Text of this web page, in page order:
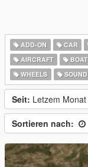
ADD-ON CAR
AIRCRAFT
BOAT
WHEELS
SOUND
Seit: Letzem Monat
Sortieren nach: